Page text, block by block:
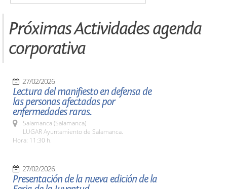
Próximas Actividades agenda
corporativa
27/02/2026
Lectura del manifiesto en defensa de
las personas afectadas por
enfermedades raras.
Salamanca (Salamanca)
LUGAR Ayuntamiento de Salamanca.
Hora: 11:30 h.
27/02/2026
Presentación de la nueva edición de la